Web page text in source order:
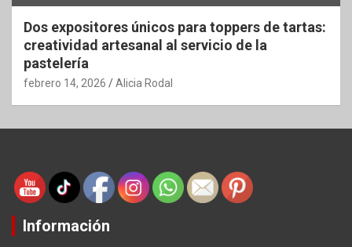
Dos expositores únicos para toppers de tartas:
creatividad artesanal al servicio de la
pastelería
febrero 14, 2026 Alicia Rodal
Información